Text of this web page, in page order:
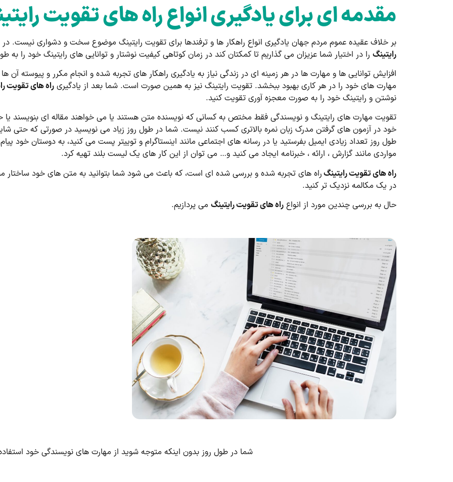
مقدمه ای برای یادگیری انواع راه های تقویت
بر خلاف عقیده عموم مردم جهان یادگیری انواع راهکار ها و ترفندها برای تقویت رایتینگ موضوع سخت و دشواری نیست. در
رایتینگ را در اختیار شما عزیزان می گذاریم تا کمکتان کند در زمان کوتاهی کیفیت نوشتار و توانایی های رایتینگ خود را به
افزایش توانایی ها و مهارت ها در هر زمینه ای در زندگی نیاز به یادگیری راهکار های تجربه شده و انجام مکرر و پیوسته
مهارت های خود را در هر کاری بهبود ببخشد. تقویت رایتینگ نیز به همین صورت است. شما بعد از یادگیری راه های تقویت
نوشتن و رایتینگ خود را به صورت معجزه آوری تقویت کنید.
تقویت مهارت های رایتینگ و نویسندگی فقط مختص به کسانی که نویسنده متن هستند یا می خواهند مقاله ای بنویسند یا
خود در آزمون های گرفتن مدرک زبان نمره بالاتری کسب کنند نیست. شما در طول روز زیاد می نویسید در صورتی که حتی
طول روز تعداد زیادی ایمیل بفرستید یا در رسانه های اجتماعی مانند اینستاگرام و توییتر پست می کنید، به دوستان خود
مواردی مانند گزارش ، ارائه ، خبرنامه ایجاد می کنید و… می توان از این کار های یک لیست بلند تهیه کرد.
راه های تقویت رایتینگراه های تجربه شده و بررسی شده ای است، که باعث می شود شما بتوانید به متن های خود ساختار
در یک مکالمه نزدیک تر کنید.
حال به بررسی چندین مورد از انواع راه های تقویت رایتینگ می پردازیم.
شما در طول روز بدون اینکه متوجه شوید از مهارت های نویسندگی خود